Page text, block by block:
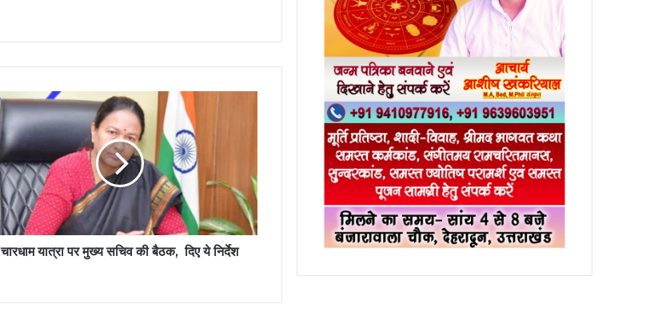
चारधाम यात्रा पर मुख्य सचिव की बैठक, दिए ये निर्देश